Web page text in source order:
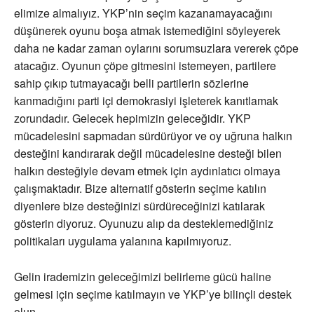
elimize almalıyız. YKP’nin seçim kazanamayacağını
düşünerek oyunu boşa atmak istemediğini söyleyerek
daha ne kadar zaman oylarını sorumsuzlara vererek çöpe
atacağız. Oyunun çöpe gitmesini istemeyen, partilere
sahip çıkıp tutmayacağı belli partilerin sözlerine
kanmadığını parti içi demokrasiyi işleterek kanıtlamak
zorundadır. Gelecek hepimizin geleceğidir. YKP
mücadelesini sapmadan sürdürüyor ve oy uğruna halkın
desteğini kandırarak değil mücadelesine desteği bilen
halkın desteğiyle devam etmek için aydınlatıcı olmaya
çalışmaktadır. Bize alternatif gösterin seçime katılın
diyenlere bize desteğinizi sürdüreceğinizi katılarak
gösterin diyoruz. Oyunuzu alıp da desteklemediğiniz
politikaları uygulama yalanına kapılmıyoruz.
Gelin irademizin geleceğimizi belirleme gücü haline
gelmesi için seçime katılmayın ve YKP’ye bilinçli destek